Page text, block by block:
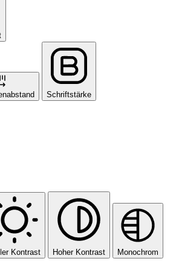
Schriftstärke
Kontrast Hoher Kontrast Monochrom